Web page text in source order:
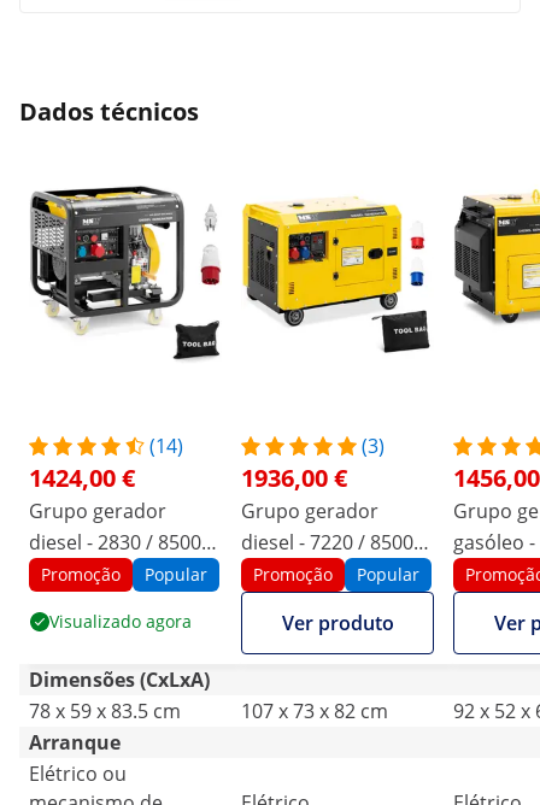
Dados técnicos
(14)
1424,00 €
Grupo gerador
diesel - 2830 / 8500
W - 30 l - 230/400 V -
Promoção Popular
Visualizado agora
(3)
1936,00 €
Grupo gerador
diesel - 7220 / 8500
W - 30 l - 230/400 V -
móvel - AVR - Euro 5
Promoção Popular
Ver produto
Grupo
gasóleo
W - 16 l
móvel -
Ver
Dimensões (CxLxA)
78 x 59 x 83.5 cm
107 x 73 x 82 cm
92 x 52 x
Arranque
Elétrico ou